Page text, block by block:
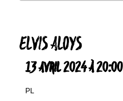
ELVIS ALOYS
13 AVRIL 2024 À 20:00
PL